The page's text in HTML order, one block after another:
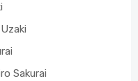
Sakurai